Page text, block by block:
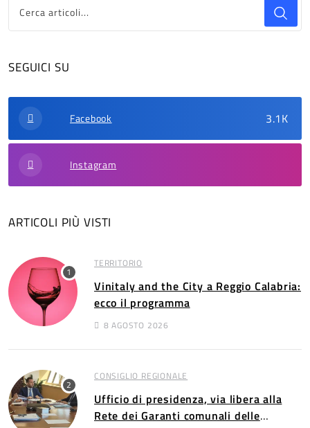
SEGUICI SU
3.1K
Facebook
Instagram
ARTICOLI PIÙ VISTI
TERRITORIO
Vinitaly and the City a Reggio Calabria:
ecco il programma
8 AGOSTO 2026
CONSIGLIO REGIONALE
Ufficio di presidenza, via libera alla
Rete dei Garanti comunali delle